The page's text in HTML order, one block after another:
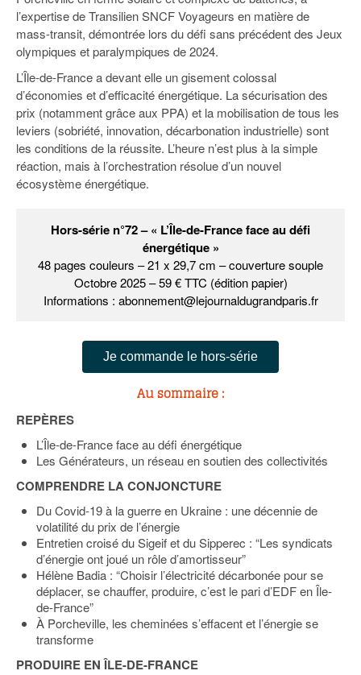
l’expertise de Transilien SNCF Voyageurs en matière de
mass-transit, démontrée lors du défi sans précédent des Jeux
olympiques et paralympiques de 2024.
L’Île-de-France a devant elle un gisement colossal
d’économies et d’efficacité énergétique. La sécurisation des
prix (notamment grâce aux PPA) et la mobilisation de tous les
leviers (sobriété, innovation, décarbonation industrielle) sont
les conditions de la réussite. L’heure n’est plus à la simple
réaction, mais à l’orchestration résolue d’un nouvel
écosystème énergétique.
Hors-série n°72 – « L’Île-de-France face au défi
énergétique »
48 pages couleurs – 21 x 29,7 cm – couverture souple
Octobre 2025 – 59 € TTC (édition papier)
Informations : abonnement@lejournaldugrandparis.fr
Je commande le hors-série
Au sommaire :
REPÈRES
L’Île-de-France face au défi énergétique
Les Générateurs, un réseau en soutien des collectivités
COMPRENDRE LA CONJONCTURE
Du Covid-19 à la guerre en Ukraine : une décennie de
volatilité du prix de l’énergie
Entretien croisé du Sigeif et du Sipperec : “Les syndicats
d’énergie ont joué un rôle d’amortisseur”
Hélène Badia : “Choisir l’électricité décarbonée pour se
déplacer, se chauffer, produire, c’est le pari d’EDF en Île-
de-France”
À Porcheville, les cheminées s’effacent et l’énergie se
transforme
PRODUIRE EN ÎLE-DE-FRANCE